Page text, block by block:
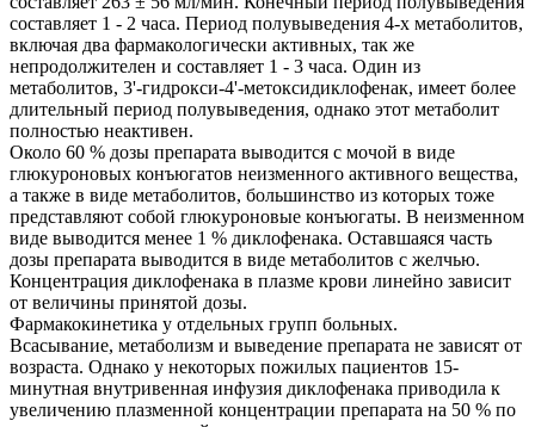
составляет 1 - 2 часа. Период полувыведения 4-х метаболитов,
включая два фармакологически активных, так же
непродолжителен и составляет 1 - 3 часа. Один из
метаболитов, 3'-гидрокси-4'-метоксидиклофенак, имеет более
длительный период полувыведения, однако этот метаболит
полностью неактивен.
Около 60 % дозы препарата выводится с мочой в виде
глюкуроновых конъюгатов неизменного активного вещества,
а также в виде метаболитов, большинство из которых тоже
представляют собой глюкуроновые конъюгаты. В неизменном
виде выводится менее 1 % диклофенака. Оставшаяся часть
дозы препарата выводится в виде метаболитов с желчью.
Концентрация диклофенака в плазме крови линейно зависит
от величины принятой дозы.
Фармакокинетика у отдельных групп больных.
Всасывание, метаболизм и выведение препарата не зависят от
возраста. Однако у некоторых пожилых пациентов 15-
минутная внутривенная инфузия диклофенака приводила к
увеличению плазменной концентрации препарата на 50 % по